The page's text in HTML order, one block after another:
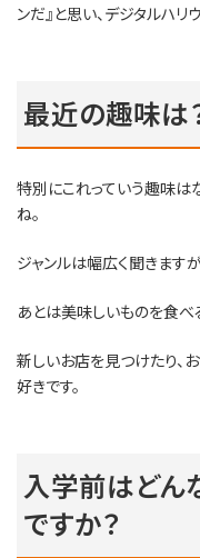
ンだ』と思い、デジタルハリ
最近の趣味は
特別にこれっていう趣味は
ね。
ジャンルは幅広く聞きます
あとは美味しいものを食べ
新しいお店を見つけたり、
好きです。
入学前はどん
ですか？